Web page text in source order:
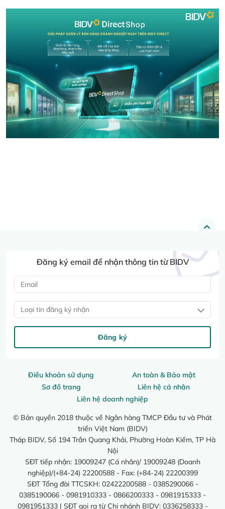
Điều khoản sử dụng
An toàn & Bảo mật
Sơ đồ trang
Liên hệ cá nhân
Liên hệ doanh nghiệp
© Bản quyền 2018 thuộc về Ngân hàng TMCP Đầu tư và Phát
triển Việt Nam (BIDV)
Tháp BIDV, Số 194 Trần Quang Khải, Phường Hoàn Kiếm, TP Hà
Nội
SĐT tiếp nhận: 19009247 (Cá nhân)/ 19009248 (Doanh
nghiệp)/(+84-24) 22200588 - Fax: (+84-24) 22200399
SĐT Tổng đài TTCSKH: 02422200588 - 0385290066 -
0385190066 - 0981910333 - 0866200333 - 0981915333 -
0981951333 | SĐT gọi ra từ Chi nhánh BIDV: 0336258333 -
Đăng ký email để nhận thông tin từ BIDV
Loại tin đăng ký nhận
Đăng ký